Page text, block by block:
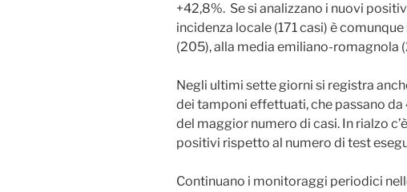
+42,8%. Se si analizzano i nuovi
incidenza locale (171 casi) è
(205), alla media emiliano-romagnola
Negli ultimi sette giorni si registra
dei tamponi effettuati, che passano
del maggior numero di casi. In rialzo
positivi rispetto al numero di test
Continuano i monitoraggi periodici